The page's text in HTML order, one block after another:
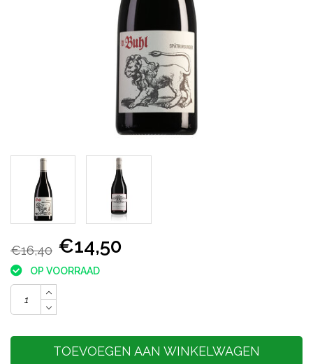
€16,40 €14,50
OP VOORRAAD
TOEVOEGEN AAN WINKELWAGEN